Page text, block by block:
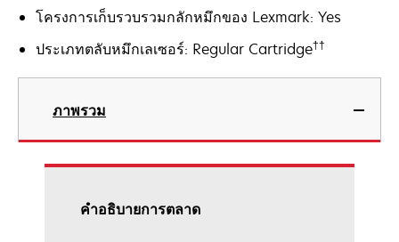
โครงการเก็บรวบรวมกลักหมึกของ Lexmark: Yes
ประเภทตลับหมึกเลเซอร์: Regular Cartridge††
ภาพรวม
คําอธิบายการตลาด